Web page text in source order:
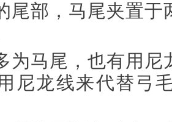
尾部，马尾夹置于
马尾，也有用尼
尼龙线来代替弓